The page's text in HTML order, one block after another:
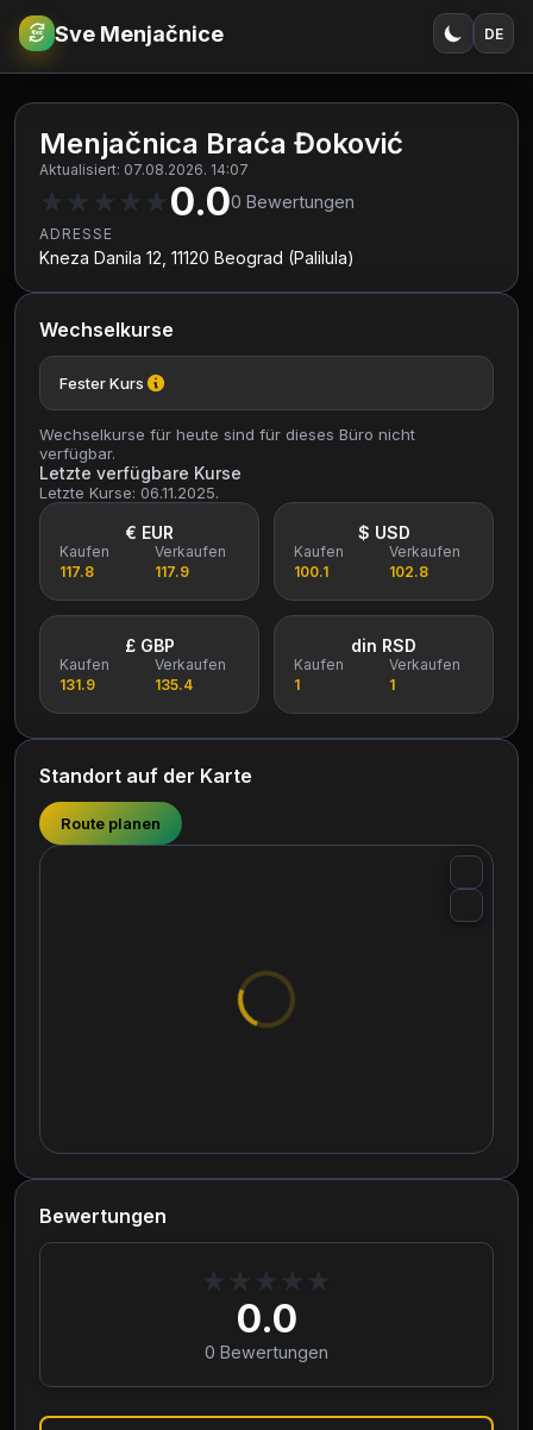
€RSD Sve Menjačnice DE
Menjačnica Braća Đoković
Aktualisiert: 07.08.2026. 14:07
★ ★ ★ ★ ★0.00 Bewertungen
ADRESSE
Kneza Danila 12, 11120 Beograd (Palilula)
Wechselkurse
Fester Kurs
Wechselkurse für heute sind für dieses Büro nicht
verfügbar.
Letzte verfügbare Kurse
Letzte Kurse: 06.11.2025.
€ EUR
Kaufen
117.8
Verkaufen
117.9
$ USD
Kaufen
100.1
Verkaufen
102.8
£ GBP
Kaufen
131.9
Verkaufen
135.4
din RSD
Kaufen
1
Verkaufen
1
Standort auf der Karte
Route planen
Bewertungen
★ ★ ★ ★ ★
0.0
0 Bewertungen